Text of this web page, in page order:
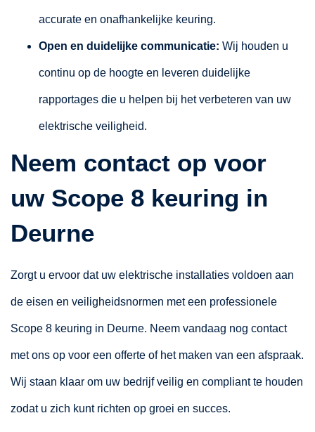
accurate en onafhankelijke keuring.
Open en duidelijke communicatie: Wij houden u
continu op de hoogte en leveren duidelijke
rapportages die u helpen bij het verbeteren van uw
elektrische veiligheid.
Neem contact op voor
uw Scope 8 keuring in
Deurne
Zorgt u ervoor dat uw elektrische installaties voldoen aan
de eisen en veiligheidsnormen met een professionele
Scope 8 keuring in Deurne. Neem vandaag nog contact
met ons op voor een offerte of het maken van een afspraak.
Wij staan klaar om uw bedrijf veilig en compliant te houden
zodat u zich kunt richten op groei en succes.